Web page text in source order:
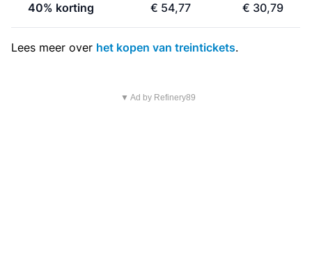
40% korting € 54,77 € 30,79
Lees meer over het kopen van treintickets.
▼ Ad by Refinery89